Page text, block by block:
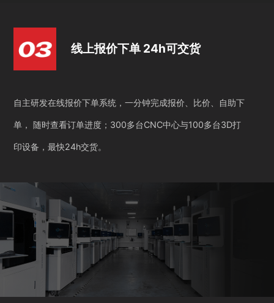
线上报价下单 24h可交货
自主研发在线报价下单系统，一分钟完成报价、比价、自助下
单， 随时查看订单进度；300多台CNC中心与100多台3D打
印设备，最快24h交货。